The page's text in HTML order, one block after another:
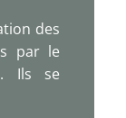
des
par le
Ils se